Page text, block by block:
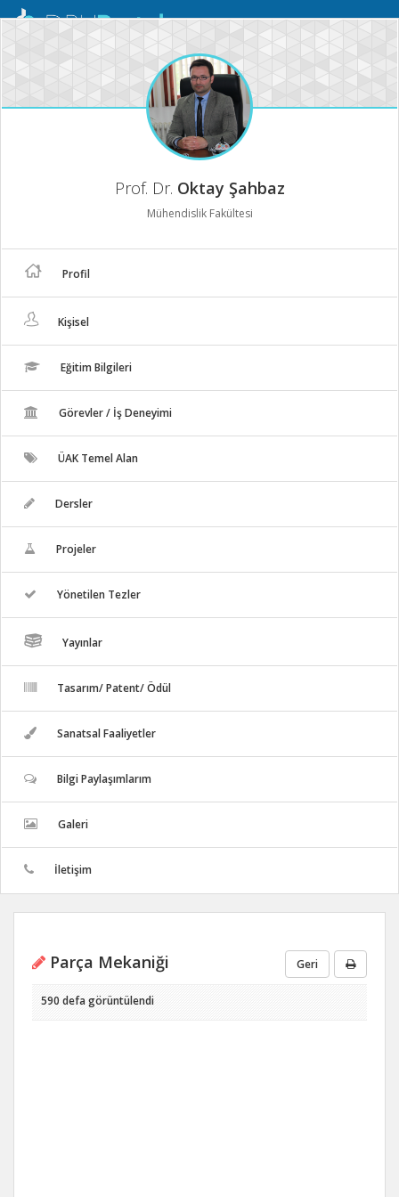
Mobil
Prof. Dr. Oktay Şahbaz
Mühendislik Fakültesi
Profil
Kişisel
Eğitim Bilgileri
Görevler / İş Deneyimi
ÜAK Temel Alan
Dersler
Projeler
Yönetilen Tezler
Yayınlar
Tasarım/ Patent/ Ödül
Sanatsal Faaliyetler
Bilgi Paylaşımlarım
Galeri
İletişim
Parça Mekaniği Geri
590 defa görüntülendi